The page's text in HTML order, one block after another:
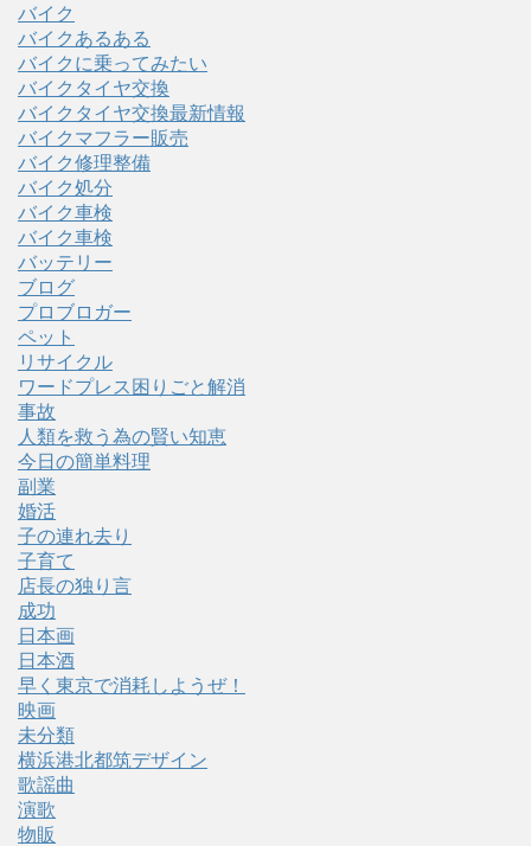
バイク
バイクあるある
バイクに乗ってみたい
バイクタイヤ交換
バイクタイヤ交換最新情報
バイクマフラー販売
バイク修理整備
バイク処分
バイク車検
バイク車検
バッテリー
ブログ
プロブロガー
ペット
リサイクル
ワードプレス困りごと解消
事故
人類を救う為の賢い知恵
今日の簡単料理
副業
婚活
子の連れ去り
子育て
店長の独り言
成功
日本画
日本酒
早く東京で消耗しようぜ！
映画
未分類
横浜港北都筑デザイン
歌謡曲
演歌
物販